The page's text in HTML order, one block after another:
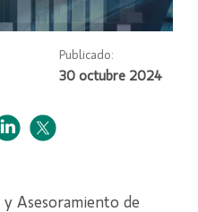
Publicado:
30 octubre 2024
Asesoramiento de